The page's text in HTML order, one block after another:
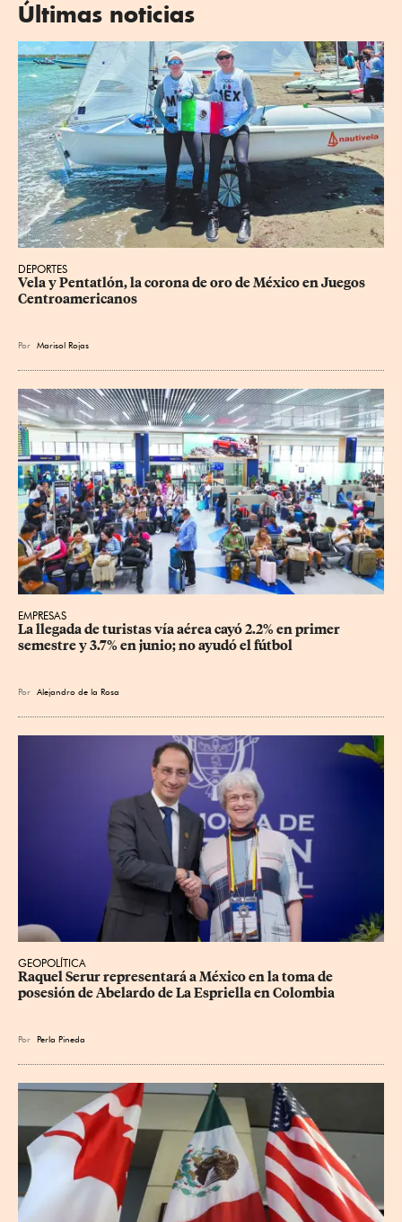
Últimas noticias
DEPORTES
Vela y Pentatlón, la corona de oro de México en Juegos
Centroamericanos
Por Marisol Rojas
EMPRESAS
La llegada de turistas vía aérea cayó 2.2% en primer
semestre y 3.7% en junio; no ayudó el fútbol
Por Alejandro de la Rosa
GEOPOLÍTICA
Raquel Serur representará a México en la toma de
posesión de Abelardo de La Espriella en Colombia
Por Perla Pineda